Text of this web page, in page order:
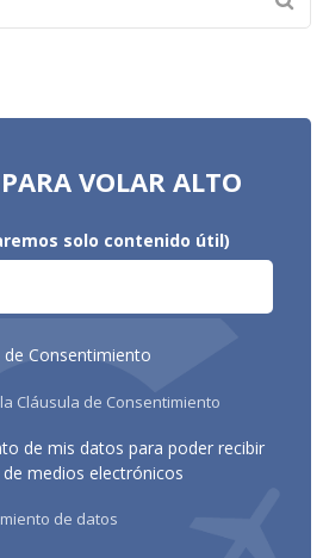
VOLAR ALTO
solo contenido útil)
de Consentimiento
Cláusula de Consentimiento
de mis datos para poder recibir
medios electrónicos
de datos